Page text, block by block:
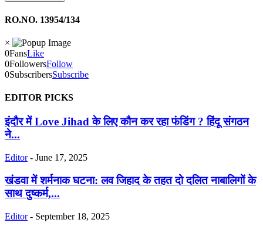
RO.NO. 13954/134
×
0FansLike
0FollowersFollow
0SubscribersSubscribe
EDITOR PICKS
इंदौर में Love Jihad के लिए कौन कर रहा फंडिंग ? हिंदू संगठन
ने...
Editor - June 17, 2025
खंडवा में शर्मनाक घटना: लव जिहाद के तहत दो दलित नाबालिगों के
साथ दुष्कर्म,...
Editor - September 18, 2025